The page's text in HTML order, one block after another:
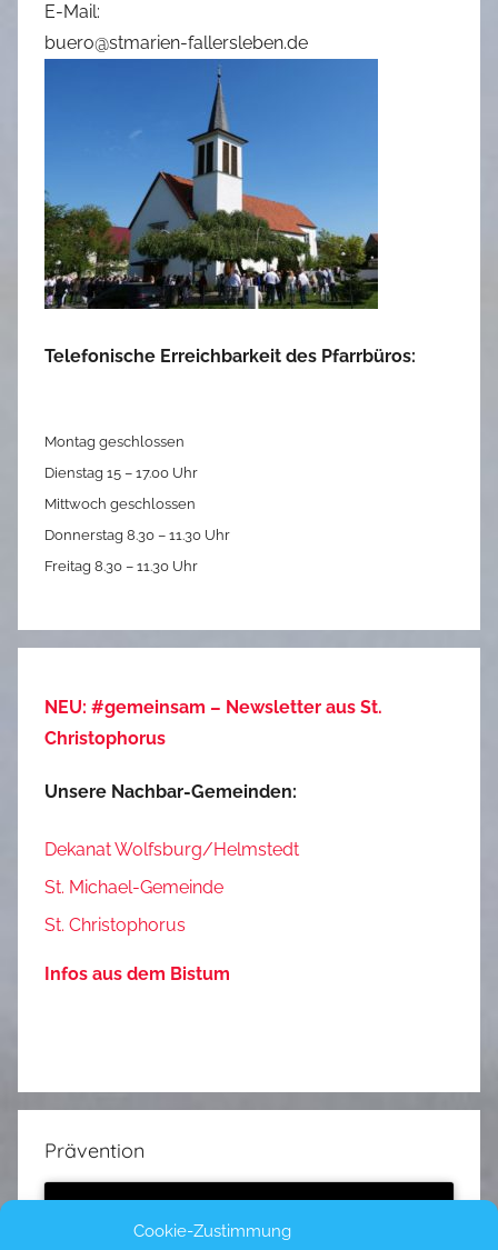
Cookie-Zustimmung
E-Mail:
buero@stmarien-fallersleben.de
Telefonische Erreichbarkeit des Pfarrbüros:
Montag geschlossen
Dienstag 15 – 17.00 Uhr
Mittwoch geschlossen
Donnerstag 8.30 – 11.30 Uhr
Freitag 8.30 – 11.30 Uhr
NEU: #gemeinsam – Newsletter aus St.
Christophorus
Unsere Nachbar-Gemeinden:
Dekanat Wolfsburg/Helmstedt
St. Michael-Gemeinde
St. Christophorus
Infos aus dem Bistum
Prävention